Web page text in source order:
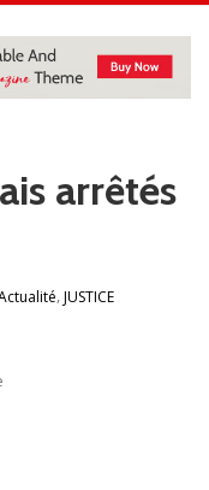
arrêtés
,JUSTICE